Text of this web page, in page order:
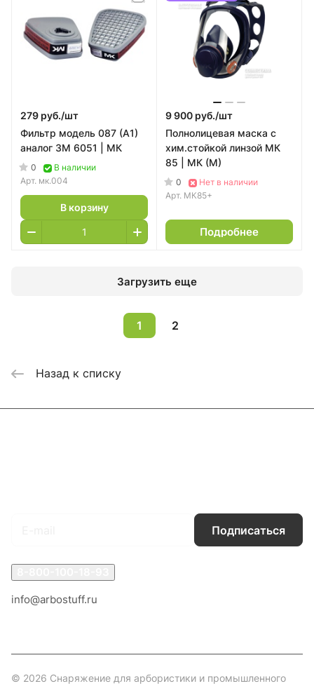
279 руб./шт
Фильтр модель 087 (А1)
аналог 3М 6051 | МК
0
В наличии
Арт. мк.004
В корзину
9 900 руб./шт
Полнолицевая маска с
хим.стойкой линзой МК
85 | МК (M)
0
Нет в наличии
Арт. МК85+
Подробнее
Загрузить еще
1 2
Назад к списку
Подписаться
info@arbostuff.ru
© 2026 Снаряжение для арбористики и промышленного